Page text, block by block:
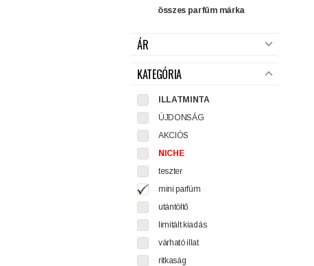
összes parfüm márka
ÁR
KATEGÓRIA
ILLATMINTA
ÚJDONSÁG
AKCIÓS
NICHE
teszter
mini parfüm
utántöltő
limitált kiadás
várható illat
ritkaság